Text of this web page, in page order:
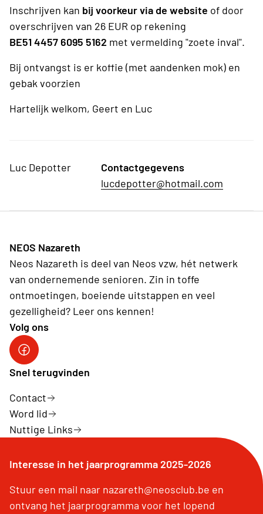
Inschrijven kan bij voorkeur via de website of door
overschrijven van 26 EUR op rekening
BE51 4457 6095 5162 met vermelding "zoete inval".
Bij ontvangst is er koffie (met aandenken mok) en
gebak voorzien
Hartelijk welkom, Geert en Luc
Luc Depotter
Contactgegevens
lucdepotter@hotmail.com
NEOS Nazareth
Neos Nazareth is deel van Neos vzw, hét netwerk
van ondernemende senioren. Zin in toffe
ontmoetingen, boeiende uitstappen en veel
gezelligheid? Leer ons kennen!
Volg ons
Neos vzw
Snel terugvinden
Contact
Word lid
Nuttige Links
Interesse in het jaarprogramma 2025-2026
Stuur een mail naar nazareth@neosclub.be en
ontvang het jaarprogramma voor het lopend